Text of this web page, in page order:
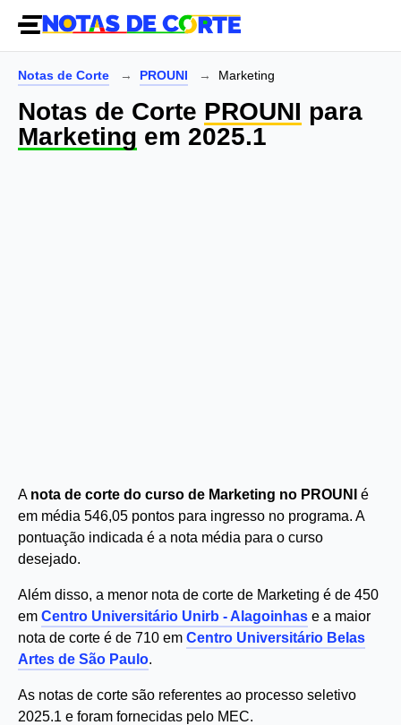
Notas de Corte PROUNI Marketing
Notas de Corte PROUNI para
Marketing em 2025.1
A nota de corte do curso de Marketing no PROUNI
é
em média 546,05 pontos para ingresso no programa. A
pontuação indicada é a nota média para o curso
desejado.
Além disso, a menor nota de corte de Marketing é de 450
em Centro Universitário Unirb - Alagoinhas e a maior
nota de corte é de 710 em Centro Universitário Belas
Artes de São Paulo.
As notas de corte são referentes ao processo seletivo
2025.1 e foram fornecidas pelo MEC.